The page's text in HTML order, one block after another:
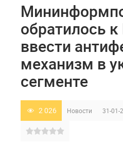
обратилось
ввести
механизм в
сегменте
2 026 Новости 31-01-